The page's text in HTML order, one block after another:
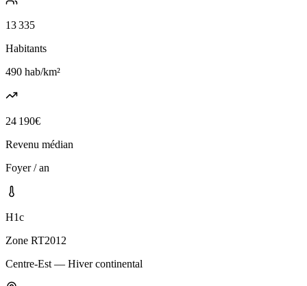
13 335
Habitants
490 hab/km²
24 190€
Revenu médian
Foyer / an
H1c
Zone RT2012
Centre-Est — Hiver continental